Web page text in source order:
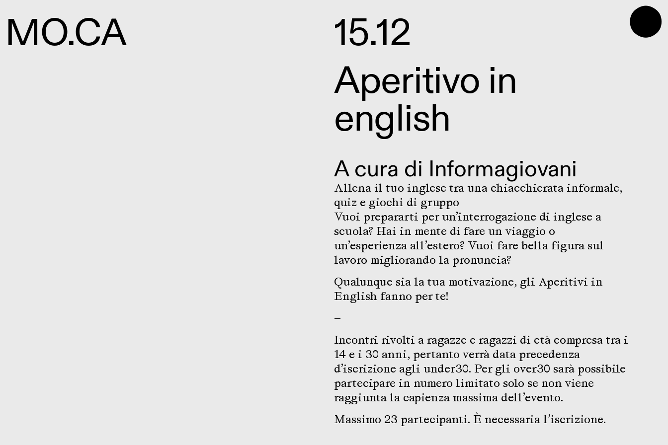
⬤
MO.CA
15.12
Aperitivo in
english
A cura di Informagiovani
Allena il tuo inglese tra una chiacchierata informale,
quiz e giochi di gruppo
Vuoi prepararti per un’interrogazione di inglese a
scuola? Hai in mente di fare un viaggio o
un’esperienza all’estero? Vuoi fare bella figura sul
lavoro migliorando la pronuncia?
Qualunque sia la tua motivazione, gli Aperitivi in
English fanno per te!
—
Incontri rivolti a ragazze e ragazzi di età compresa tra i
14 e i 30 anni, pertanto verrà data precedenza
d’iscrizione agli under30. Per gli over30 sarà possibile
partecipare in numero limitato solo se non viene
raggiunta la capienza massima dell’evento.
Massimo 23 partecipanti. È necessaria l’iscrizione.